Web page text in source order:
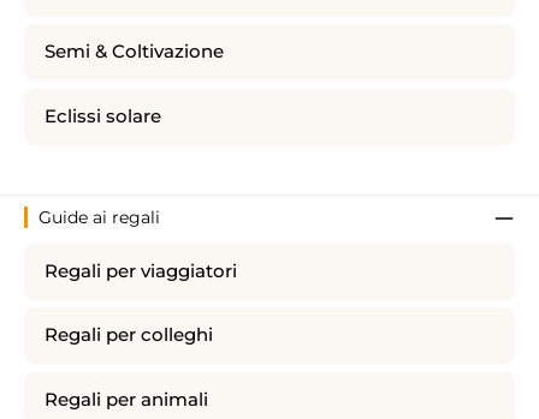
Semi & Coltivazione
Eclissi solare
Guide ai regali
Regali per viaggiatori
Regali per colleghi
Regali per animali